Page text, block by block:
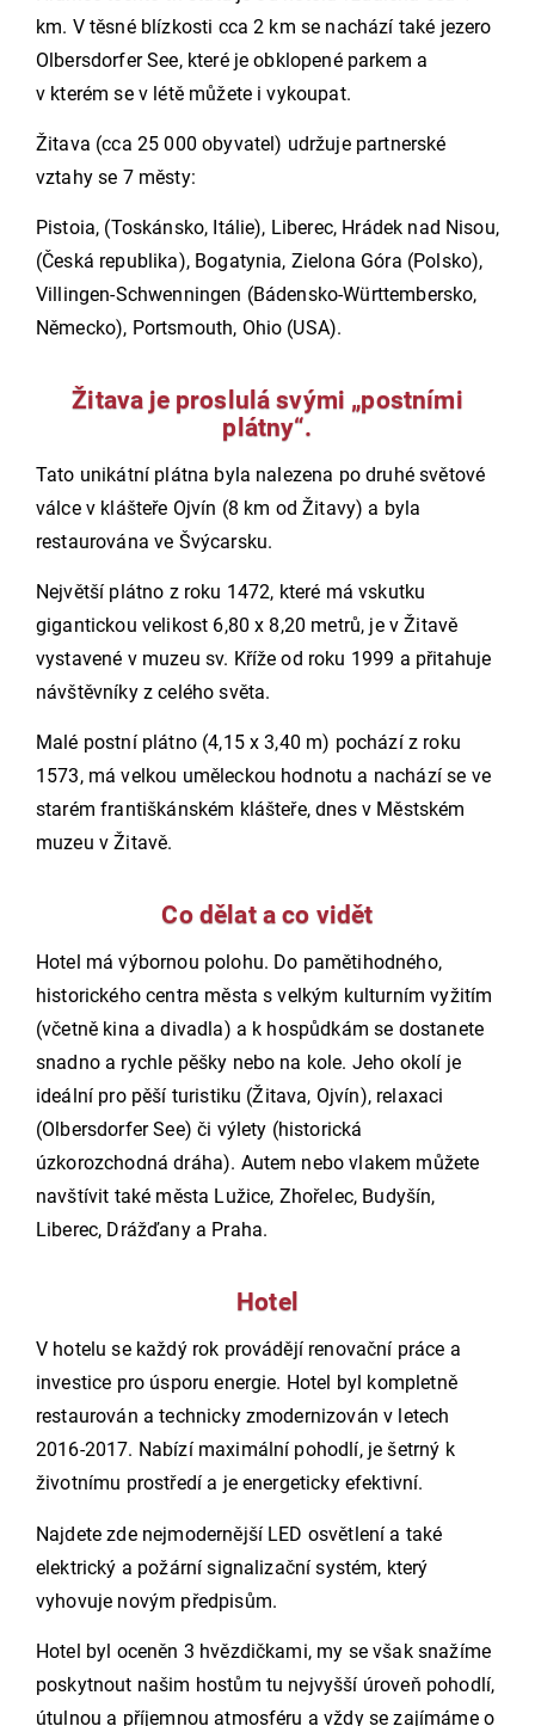
km. V těsné blízkosti cca 2 km se nachází také jezero
Olbersdorfer See, které je obklopené parkem a
v kterém se v létě můžete i vykoupat.
Žitava (cca 25 000 obyvatel) udržuje partnerské
vztahy se 7 městy:
Pistoia, (Toskánsko, Itálie), Liberec, Hrádek nad Nisou,
(Česká republika), Bogatynia, Zielona Góra (Polsko),
Villingen-Schwenningen (Bádensko-Württembersko,
Německo), Portsmouth, Ohio (USA).
Žitava je proslulá svými
postními
plátny .
Tato unikátní plátna byla nalezena po druhé světové
válce v klášteře Ojvín (8 km od Žitavy) a byla
restaurována ve Švýcarsku.
Největší plátno z roku 1472, které má vskutku
gigantickou velikost 6,80 x 8,20 metrů, je v Žitavě
vystavené v muzeu sv. Kříže od roku 1999 a přitahuje
návštěvníky z celého světa.
Malé postní plátno (4,15 x 3,40 m) pochází z roku
1573, má velkou uměleckou hodnotu a nachází se ve
starém františkánském klášteře, dnes v Městském
muzeu v Žitavě.
Co dělat a co vidět
Hotel má výbornou polohu. Do pamětihodného,
historického centra města s velkým kulturním vyžitím
(včetně kina a divadla) a k hospůdkám se dostanete
snadno a rychle pěšky nebo na kole. Jeho okolí je
ideální pro pěší turistiku (Žitava, Ojvín), relaxaci
(Olbersdorfer See) či výlety (historická
úzkorozchodná dráha). Autem nebo vlakem můžete
navštívit také města Lužice, Zhořelec, Budyšín,
Liberec, Drážďany a Praha.
Hotel
V hotelu se každý rok provádějí renovační práce a
investice pro úsporu energie. Hotel byl kompletně
restaurován a technicky zmodernizován v letech
2016-2017. Nabízí maximální pohodlí, je šetrný k
životnímu prostředí a je energeticky efektivní.
Najdete zde nejmodernější LED osvětlení a také
elektrický a požární signalizační systém, který
vyhovuje novým předpisům.
Hotel byl oceněn 3 hvězdičkami, my se však snažíme
poskytnout našim hostům tu nejvyšší úroveň pohodlí,
útulnou a příjemnou atmosféru a vždy se zajímáme o